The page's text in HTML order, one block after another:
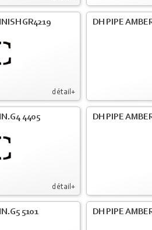
détail+
GR4219 DH PIPE
détail+
4405 DH PIPE
5101 DH PIPE